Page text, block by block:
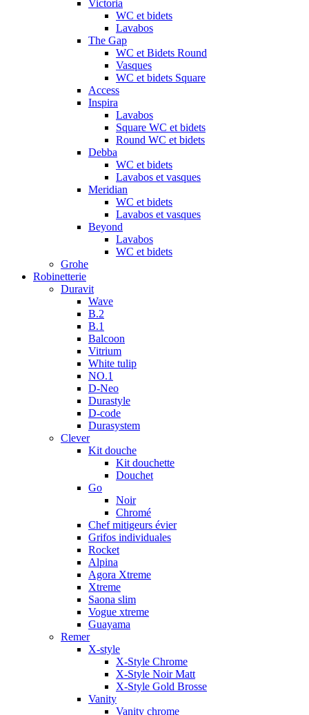
Victoria
WC et bidets
Lavabos
The Gap
WC et Bidets Round
Vasques
WC et bidets Square
Access
Inspira
Lavabos
Square WC et bidets
Round WC et bidets
Debba
WC et bidets
Lavabos et vasques
Meridian
WC et bidets
Lavabos et vasques
Beyond
Lavabos
WC et bidets
Grohe
Robinetterie
Duravit
Wave
B.2
B.1
Balcoon
Vitrium
White tulip
NO.1
D-Neo
Durastyle
D-code
Durasystem
Clever
Kit douche
Kit douchette
Douchet
Go
Noir
Chromé
Chef mitigeurs évier
Grifos individuales
Rocket
Alpina
Agora Xtreme
Xtreme
Saona slim
Vogue xtreme
Guayama
Remer
X-style
X-Style Chrome
X-Style Noir Matt
X-Style Gold Brosse
Vanity
Vanity chrome